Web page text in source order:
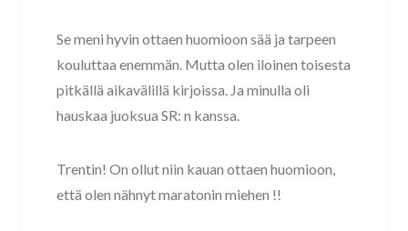
Se meni hyvin ottaen huomioon sää ja tarpeen
kouluttaa enemmän. Mutta olen iloinen toisesta
pitkällä aikavälillä kirjoissa. Ja minulla oli
hauskaa juoksua SR: n kanssa.
Trentin! On ollut niin kauan ottaen huomioon,
että olen nähnyt maratonin miehen !!